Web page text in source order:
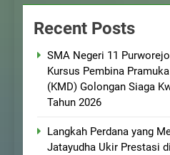
Recent Posts
SMA Negeri 11
Kursus Pembina
(KMD) Golongan Siaga
Tahun 2026
Langkah Perdana yang
Jatayudha Ukir Prestasi